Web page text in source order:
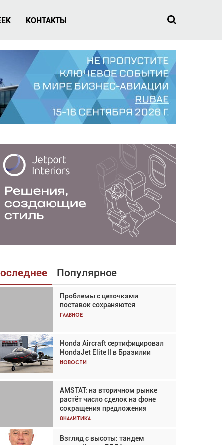
КОНТАКТЫ
Популярное
Проблемы с цепочками
поставок сохраняются
Главное
Honda Aircraft сертифицировал
HondaJet Elite II в Бразилии
Новости
AMSTAT: на вторичном рынке
растёт число сделок на фоне
сокращения предложения
Аналитика
Взгляд с высоты: тандем
Взгляд с высоты: тандем
вертолётов и БПЛА в
спасательных операциях
Авиационный фотограф Дэйв
Кох: «Фотография говорит сама
за себя... а ИИ всё портит»
Проблемы с цепочками
поставок сохраняются
Аналитика
Частный самолёт – это актив.